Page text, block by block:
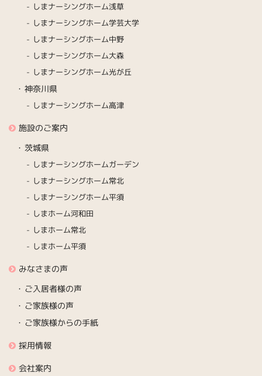
しまナーシングホーム浅草
しまナーシングホーム学芸大学
しまナーシングホーム中野
しまナーシングホーム大森
しまナーシングホーム光が丘
神奈川県
しまナーシングホーム高津
施設のご案内
茨城県
しまナーシングホームガーデン
しまナーシングホーム常北
しまナーシングホーム平須
しまホーム河和田
しまホーム常北
しまホーム平須
みなさまの声
ご入居者様の声
ご家族様の声
ご家族様からの手紙
採用情報
会社案内